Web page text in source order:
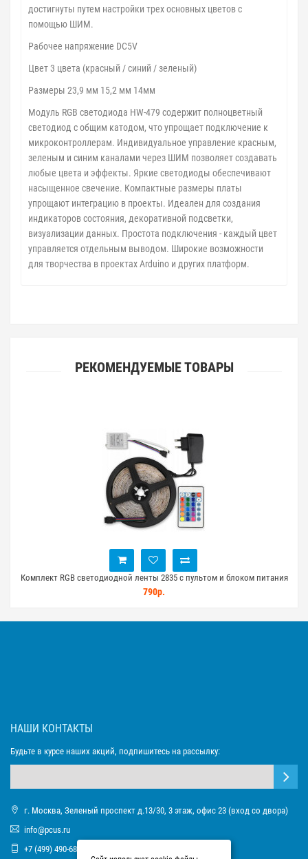
достигнуты путем настройки трех основных цветов с
помощью ШИМ.
Рабочее напряжение DC5V
Цвет 3 цвета (красный / синий / зеленый)
Размеры 23,9 мм 15,2 мм 14мм
Модуль RGB светодиода HW-479 содержит полноцветный
светодиод с общим катодом, что упрощает подключение к
микроконтроллерам. Индивидуальное управление красным,
зеленым и синим каналами через ШИМ позволяет создавать
любые цвета и эффекты. Яркие светодиоды обеспечивают
насыщенное свечение. Компактные размеры платы
упрощают интеграцию в проекты. Идеален для создания
индикаторов состояния, декоративной подсветки,
визуализации данных. Простота подключения - каждый цвет
управляется отдельным выводом. Широкие возможности
для творчества в проектах Arduino и других платформ.
РЕКОМЕНДУЕМЫЕ ТОВАРЫ
Комплект RGB светодиодной ленты 2835 с пультом и блоком питания
(5 метров)
790р.
НАШИ КОНТАКТЫ
Будьте в курсе наших акций, подпишитесь на рассылку:
г. Москва, Зеленый проспект д.13/30, 3 этаж, офис 23 (вход со двора)
info@pcus.ru
+7 (499) 490-68-93